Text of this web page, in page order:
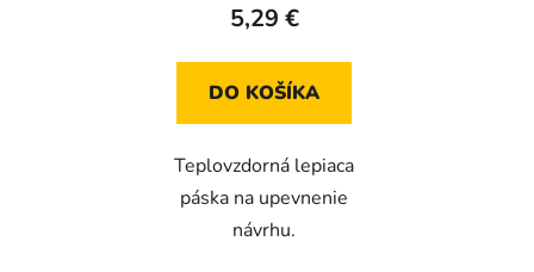
je
z
5,29 €
DO KOŠÍKA
Teplovzdorná lepiaca
páska na upevnenie
návrhu.